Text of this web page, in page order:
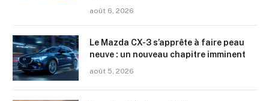
août 6, 2026
Le Mazda CX-3 s’apprête à faire peau
neuve : un nouveau chapitre imminent
août 5, 2026